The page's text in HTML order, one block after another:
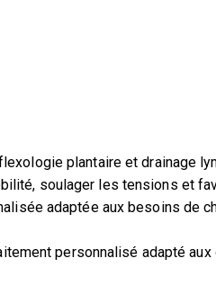
plantaire et drainage
soulager les tensions et
adaptée aux besoins de
personnalisé adapté